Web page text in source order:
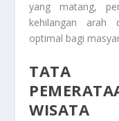
yang matang,
kehilangan arah
optimal bagi
TATA
WISATA